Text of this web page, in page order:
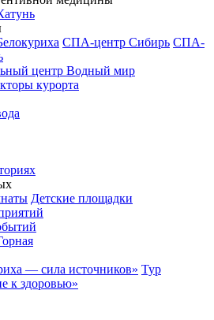
СПА-центр Сибирь СПА-
центр Водный мир
курорта
Детские площадки
— сила источников» Тур
к здоровью»